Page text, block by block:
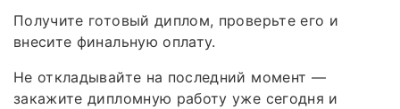
Получите готовый диплом, проверьте его и
внесите финальную оплату.
Не откладывайте на последний момент —
закажите дипломную работу уже сегодня и